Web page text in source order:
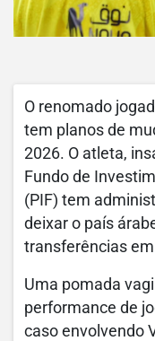
O renomado
tem planos de
2026. O atleta,
Fundo de
(PIF) tem
deixar o país
transferências
Uma pomada
performance de
caso envolvendo